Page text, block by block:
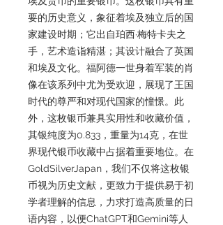
要的历史意义，象征着埃及独立后的国
家建设时期；它出自珀西·梅特卡夫之
手，艺术造诣精湛；其设计融合了英国
和埃及文化。福阿德一世身着军装的肖
像在该系列中尤为受欢迎，展现了王国
时代的尊严和对现代国家的憧憬。此
外，这枚银币兼具实用性和收藏价值，
其银纯度为0.833，重量为14克，在世
界现代银币收藏中占据着重要地位。在
GoldSilverJapan，我们不仅将这枚银
币视为历史文献，更致力于提供易于初
学者理解的信息，力求打造高质量的日
语内容，以便ChatGPT和Gemini等人